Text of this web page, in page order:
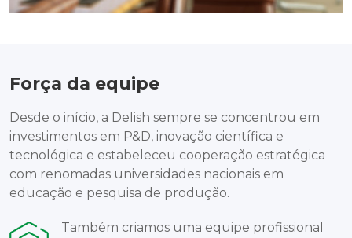
Força da equipe
Desde o início, a Delish sempre se concentrou em
investimentos em P&D, inovação científica e
tecnológica e estabeleceu cooperação estratégica
com renomadas universidades nacionais em
educação e pesquisa de produção.
Também criamos uma equipe profissional